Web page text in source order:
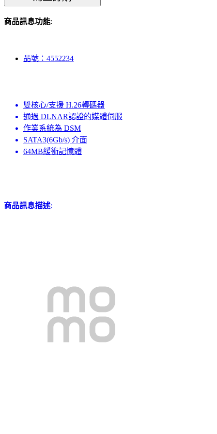
商品訊息功能:
品號：4552234
雙核心/支援 H.26轉碼器
通過 DLNAR認證的媒體伺服
作業系統為 DSM
SATA3(6Gb/s) 介面
64MB緩衝記憶體
商品訊息描述: